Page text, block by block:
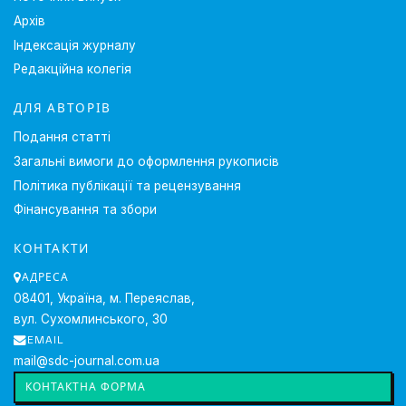
Архів
Індексація журналу
Редакційна колегія
ДЛЯ АВТОРІВ
Подання статті
Загальні вимоги до оформлення рукописів
Політика публікації та рецензування
Фінансування та збори
КОНТАКТИ
АДРЕСА
08401, Україна, м. Переяслав,
вул. Сухомлинського, 30
EMAIL
mail@sdc-journal.com.ua
КОНТАКТНА ФОРМА